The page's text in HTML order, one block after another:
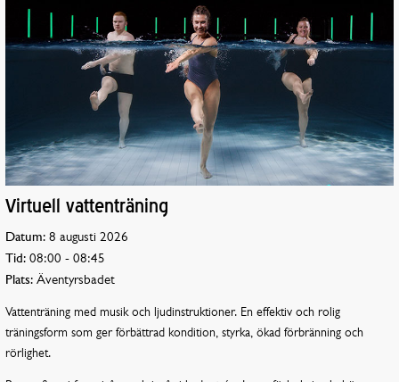
Virtuell vattenträning
Datum: 8 augusti 2026
Tid: 08:00 - 08:45
Plats: Äventyrsbadet
Vattenträning med musik och ljudinstruktioner. En effektiv och rolig
träningsform som ger förbättrad kondition, styrka, ökad förbränning och
rörlighet.